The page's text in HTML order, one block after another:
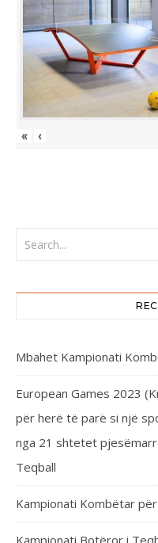
« ‹
Mbahet Kampionati
European Games 2023
për herë të parë si një
nga 21 shtetet
Teqball
Kampionati Kombëtar
Kampionati Botëror i